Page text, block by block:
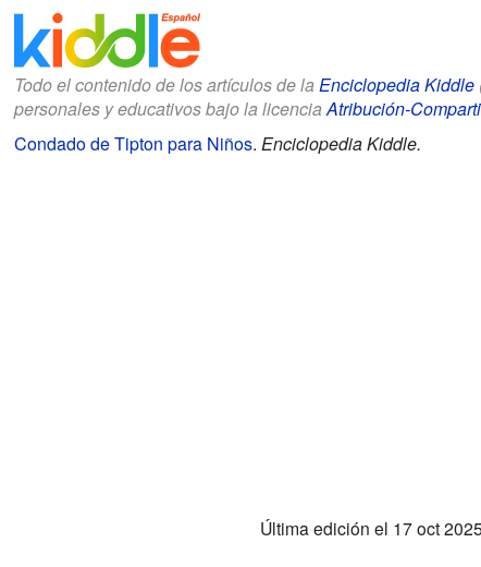
Todo el contenido de los artículos de la Enciclopedia Kiddle
personales y educativos bajo la licenciaAtribución-
Condado de Tipton para Niños. Enciclopedia Kiddle.
Última edición el 17 oct